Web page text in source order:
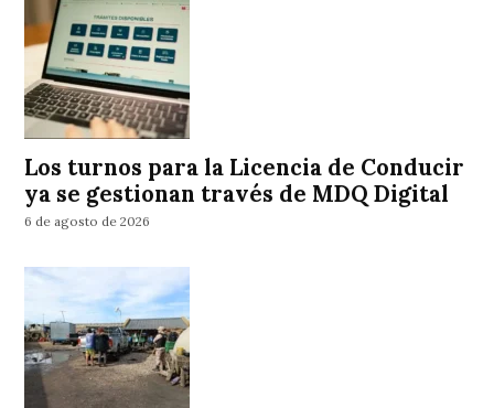
Los turnos para la Licencia de Conducir
ya se gestionan través de MDQ Digital
6 de agosto de 2026